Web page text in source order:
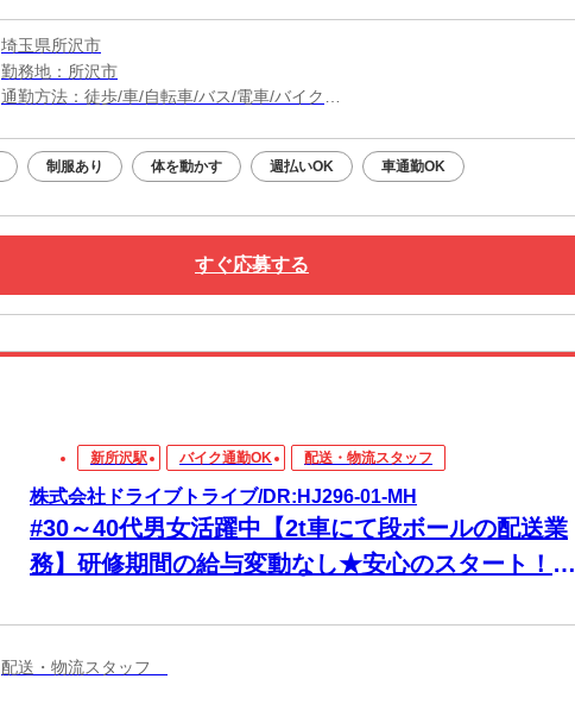
埼玉県所沢市
勤務地：所沢市
通勤方法：徒歩/車/自転車/バス/電車/バイク
※新所沢駅西口から企業の送迎バスあり(行き 8:10、8:15/帰り 18:15、18:20)
※構内の（無料）駐車場利用OK
制服あり 体を動かす 週払いOK 車通勤OK
すぐ応募する
新所沢駅 バイク通勤OK 配送・物流スタッフ
株式会社ドライブトライブ/DR:HJ296-01-MH
#30～40代男女活躍中【2t車にて段ボールの配送業
務】研修期間の給与変動なし★安心のスタート！初
配送・物流スタッフ